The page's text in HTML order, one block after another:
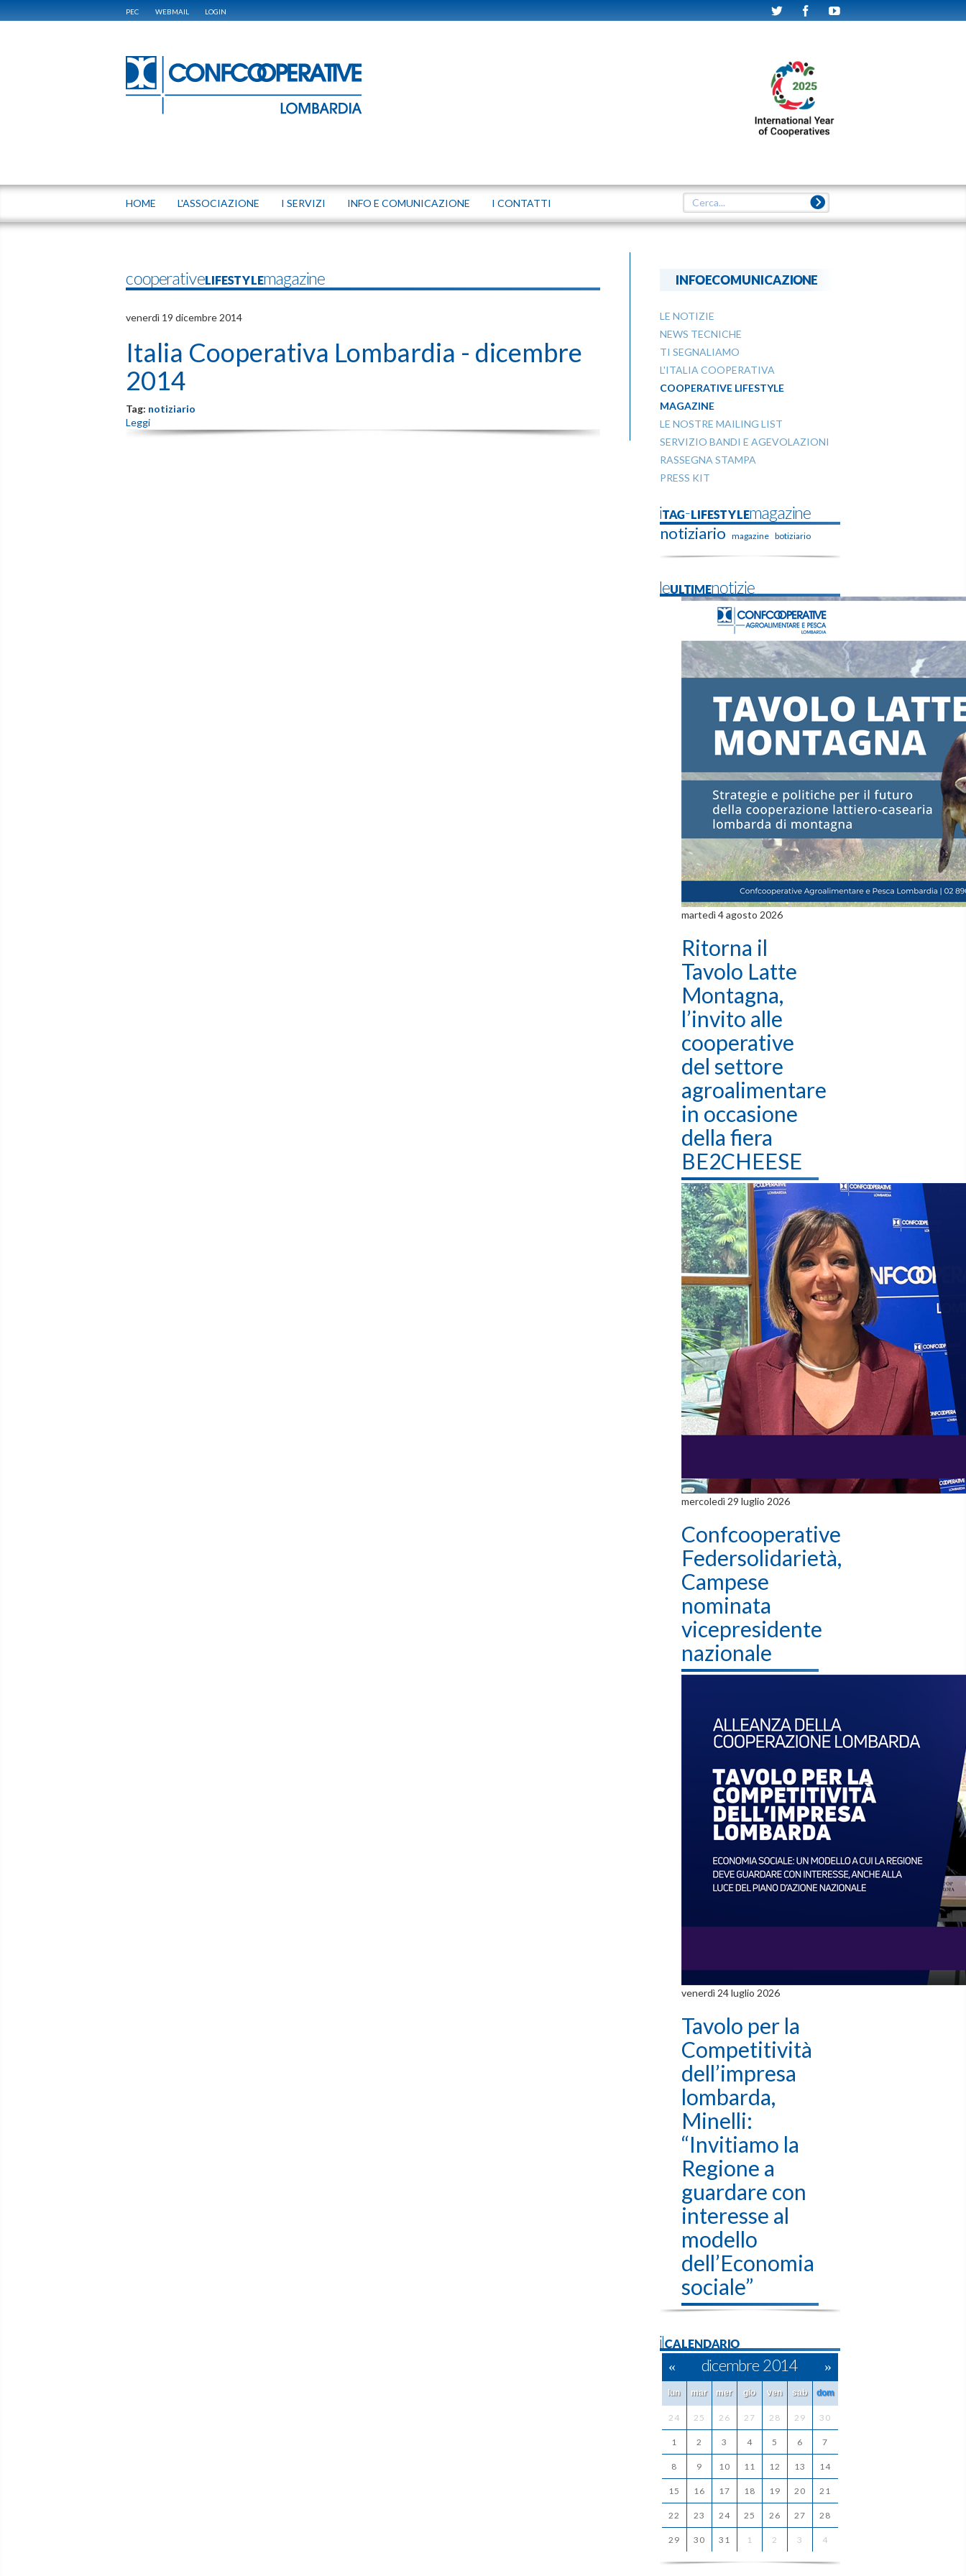
PEC WEBMAIL LOGIN
HOME L'ASSOCIAZIONE I SERVIZI INFO E COMUNICAZIONE I CONTATTI
cooperativeLIFESTYLEmagazine
venerdì 19 dicembre 2014
Italia Cooperativa Lombardia - dicembre
2014
Tag: notiziario
Leggi
INFOECOMUNICAZIONE
LE NOTIZIE
NEWS TECNICHE
TI SEGNALIAMO
L'ITALIA COOPERATIVA
COOPERATIVE LIFESTYLE
MAGAZINE
LE NOSTRE MAILING LIST
SERVIZIO BANDI E AGEVOLAZIONI
RASSEGNA STAMPA
PRESS KIT
iTAG-LIFESTYLEmagazine
notiziario magazine botiziario
leULTIMEnotizie
martedì 4 agosto 2026
Ritorna il
Tavolo Latte
Montagna,
l’invito alle
cooperative
del settore
agroalimentare
in occasione
della fiera
BE2CHEESE
mercoledì 29 luglio 2026
Confcooperative
Federsolidarietà,
Campese
nominata
vicepresidente
nazionale
venerdì 24 luglio 2026
Tavolo per la
Competitività
dell’impresa
lombarda,
Minelli:
“Invitiamo la
Regione a
guardare con
interesse al
modello
dell’Economia
sociale”
ilCALENDARIO
« dicembre 2014 »
lun mar mer gio ven sab dom
24 25 26 27 28 29 30
1 2 3 4 5 6 7
8 9 10 11 12 13 14
15 16 17 18 19 20 21
22 23 24 25 26 27 28
29 30 31 1 2 3 4